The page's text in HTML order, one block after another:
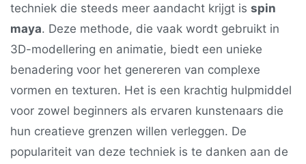
techniek die steeds meer aandacht krijgt is spin
maya. Deze methode, die vaak wordt gebruikt in
3D-modellering en animatie, biedt een unieke
benadering voor het genereren van complexe
vormen en texturen. Het is een krachtig hulpmiddel
voor zowel beginners als ervaren kunstenaars die
hun creatieve grenzen willen verleggen. De
populariteit van deze techniek is te danken aan de